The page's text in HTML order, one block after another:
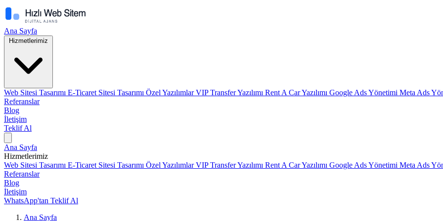
Ana Sayfa
Hizmetlerimiz
Web Sitesi Tasarımı E-Ticaret Sitesi Tasarımı Özel YazılımlarVIP Transfer Yazılımı Rent A Car Yazılımı Google Ads Yönetimi Meta Ads
Referanslar
Blog
İletişim
Teklif Al
Ana Sayfa
Hizmetlerimiz
Web Sitesi Tasarımı E-Ticaret Sitesi Tasarımı Özel YazılımlarVIP Transfer Yazılımı Rent A Car Yazılımı Google Ads Yönetimi Meta Ads
Referanslar
Blog
İletişim
WhatsApp'tan Teklif Al
Ana Sayfa